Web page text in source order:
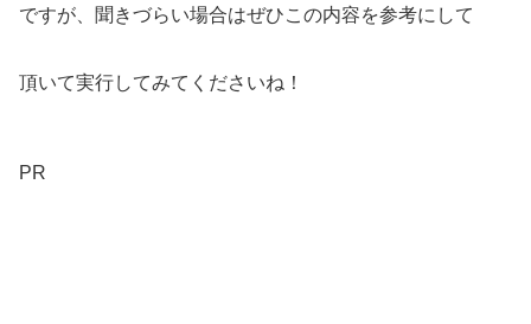
ですが、聞きづらい場合はぜひこの内容を参考にして
頂いて実行してみてくださいね！
PR